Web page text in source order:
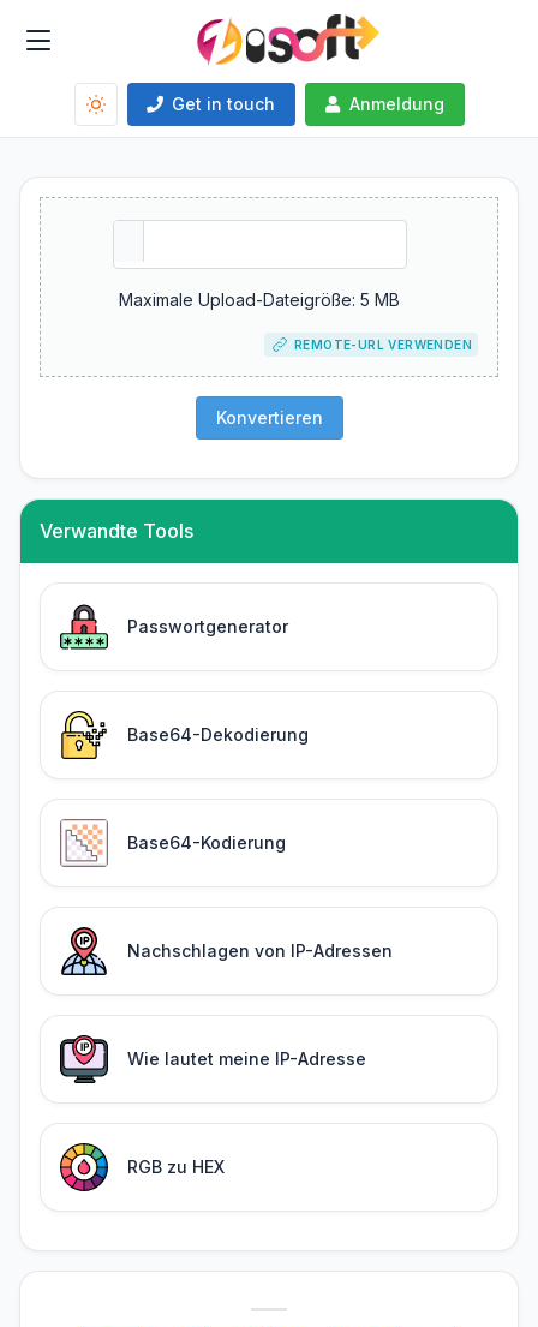
Get in touch Anmeldung
Maximale Upload-Dateigröße: 5 MB
REMOTE-URL VERWENDEN
Konvertieren
Verwandte Tools
Passwortgenerator
Base64-Dekodierung
Base64-Kodierung
Nachschlagen von IP-Adressen
Wie lautet meine IP-Adresse
RGB zu HEX